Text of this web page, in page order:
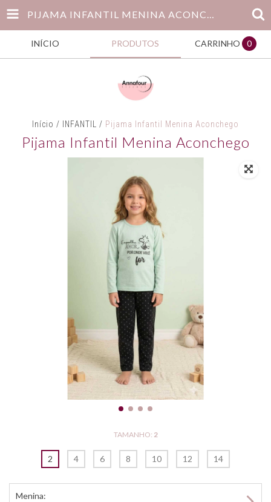
PIJAMA INFANTIL MENINA ACONCHEGO
INÍCIO PRODUTOS CARRINHO 0
Início / INFANTIL / Pijama Infantil Menina Aconchego
Pijama Infantil Menina Aconchego
TAMANHO: 2
2 4 6 8 10 12 14
Menina: